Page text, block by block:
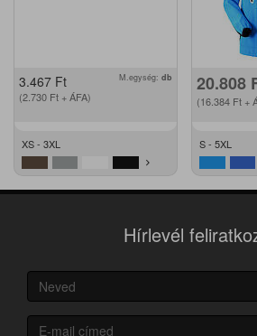
3.467 Ft
(2.730 Ft + ÁFA)
M.egység: db
XS - 3XL
20.808
(16.384 Ft +
S - 5XL
Hírlevél